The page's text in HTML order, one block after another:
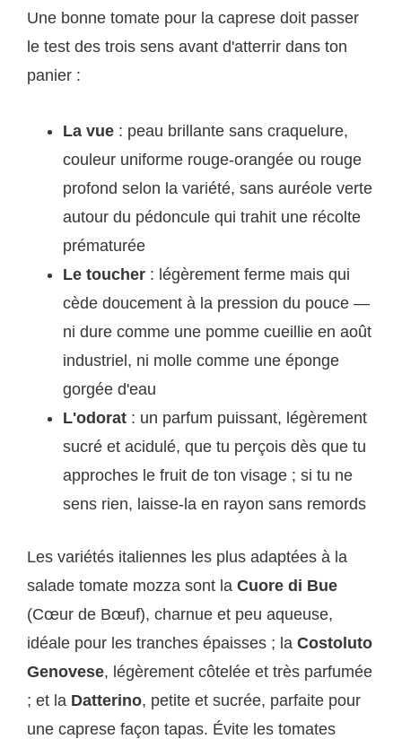
Une bonne tomate pour la caprese doit passer
le test des trois sens avant d'atterrir dans ton
panier :
La vue : peau brillante sans craquelure,
couleur uniforme rouge-orangée ou rouge
profond selon la variété, sans auréole verte
autour du pédoncule qui trahit une récolte
prématurée
Le toucher : légèrement ferme mais qui
cède doucement à la pression du pouce —
ni dure comme une pomme cueillie en août
industriel, ni molle comme une éponge
gorgée d'eau
L'odorat : un parfum puissant, légèrement
sucré et acidulé, que tu perçois dès que tu
approches le fruit de ton visage ; si tu ne
sens rien, laisse-la en rayon sans remords
Les variétés italiennes les plus adaptées à la
salade tomate mozza sont la Cuore di Bue
(Cœur de Bœuf), charnue et peu aqueuse,
idéale pour les tranches épaisses ; la Costoluto
Genovese, légèrement côtelée et très parfumée
; et la Datterino, petite et sucrée, parfaite pour
une caprese façon tapas. Évite les tomates